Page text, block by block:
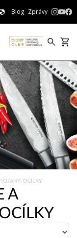
Blog Zprávy
OCÍLKY
A